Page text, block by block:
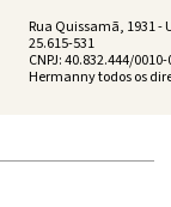
Rua Quissamã, 1931 -
25.615-531
CNPJ: 40.832.444/
Hermanny todos os